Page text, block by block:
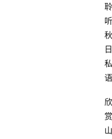
聆
听
秋
日
私
语
欣
赏
山